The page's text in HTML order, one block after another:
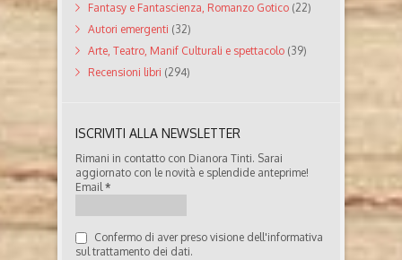
Fantasy e Fantascienza, Romanzo Gotico (22)
Autori emergenti (32)
Arte, Teatro, Manif Culturali e spettacolo (39)
Recensioni libri (294)
ISCRIVITI ALLA NEWSLETTER
Rimani in contatto con Dianora Tinti. Sarai
aggiornato con le novità e splendide anteprime!
Email*
Confermo di aver preso visione dell'informativa
sul trattamento dei dati.